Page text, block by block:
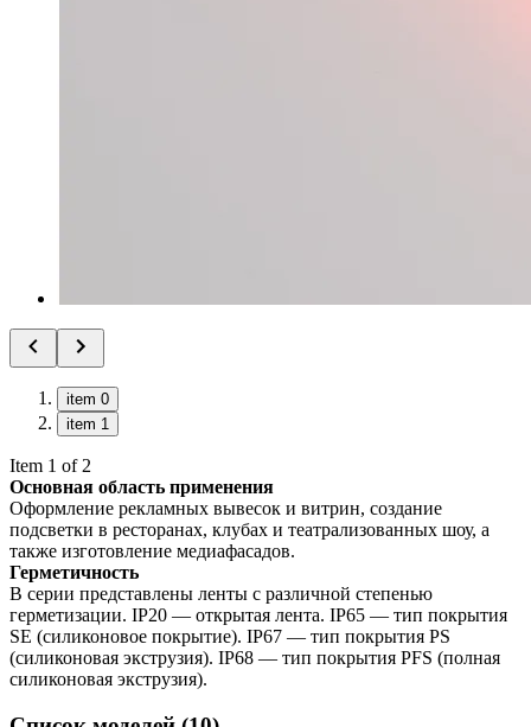
item 0
item 1
Item 1 of 2
Основная область применения
Оформление рекламных вывесок и витрин, создание
подсветки в ресторанах, клубах и театрализованных шоу, а
также изготовление медиафасадов.
Герметичность
В серии представлены ленты с различной степенью
герметизации. IP20 — открытая лента. IP65 — тип покрытия
SE (силиконовое покрытие). IP67 — тип покрытия PS
(силиконовая экструзия). IP68 — тип покрытия PFS (полная
силиконовая экструзия).